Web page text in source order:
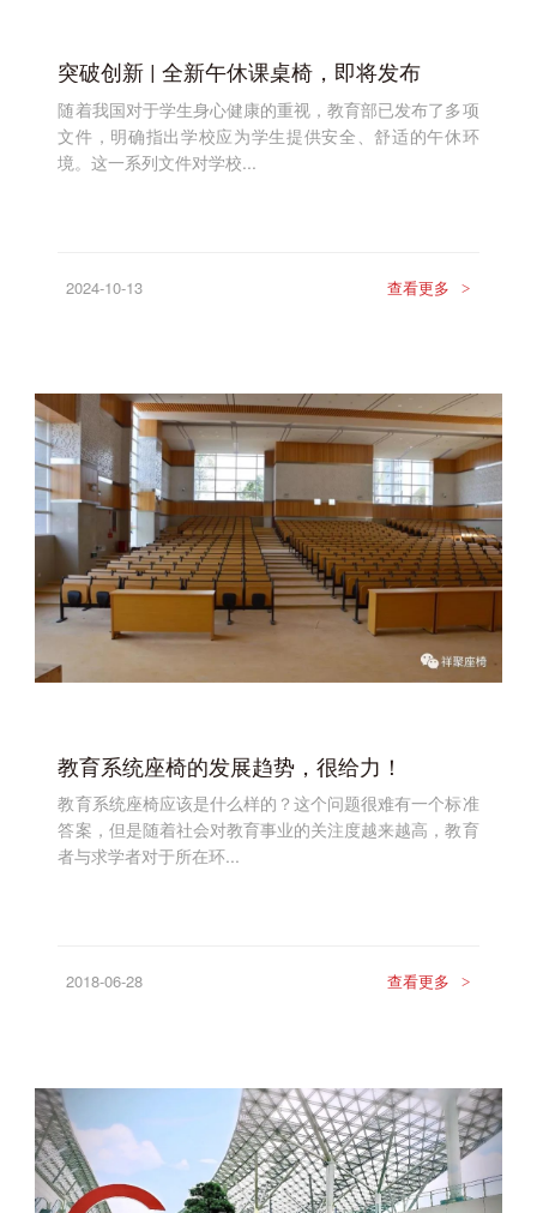
突破创新 | 全新午休课桌椅，即将发布
随着我国对于学生身心健康的重视，教育部已发布了多项
文件，明确指出学校应为学生提供安全、舒适的午休环
境。这一系列文件对学校...
2024-10-13 查看更多 >
教育系统座椅的发展趋势，很给力！
教育系统座椅应该是什么样的？这个问题很难有一个标准
答案，但是随着社会对教育事业的关注度越来越高，教育
者与求学者对于所在环...
2018-06-28 查看更多 >